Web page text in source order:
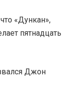
«Дункан»,
пятнадцать
Джон